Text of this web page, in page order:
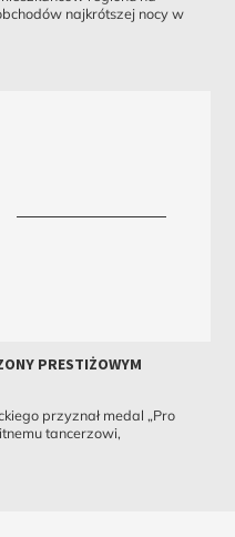
najkrótszej nocy w
PRESTIŻOWYM
przyznał medal „Pro
tancerzowi,